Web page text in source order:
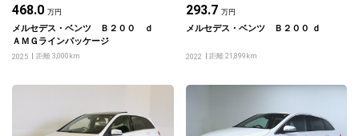
468.0 万円
メルセデス・ベンツ Ｂ２００ ｄ
ＡＭＧラインパッケージ
2025 距離 3,000km
293.7 万円
メルセデス・ベンツ Ｂ２００ ｄ
2022 距離 21,899km